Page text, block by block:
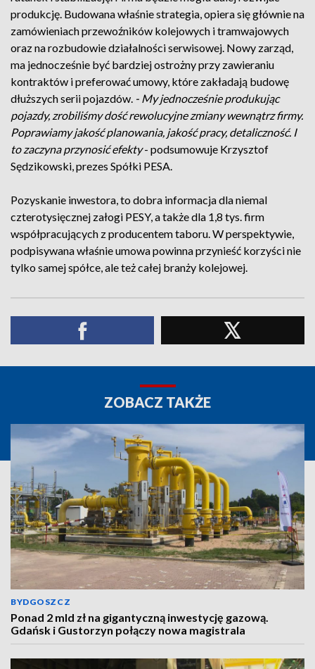
produkcję. Budowana właśnie strategia, opiera się głównie na
zamówieniach przewoźników kolejowych i tramwajowych
oraz na rozbudowie działalności serwisowej. Nowy zarząd,
ma jednocześnie być bardziej ostrożny przy zawieraniu
kontraktów i preferować umowy, które zakładają budowę
dłuższych serii pojazdów. - My jednocześnie produkując
pojazdy, zrobiliśmy dość rewolucyjne zmiany wewnątrz firmy.
Poprawiamy jakość planowania, jakość pracy, detaliczność. I
to zaczyna przynosić efekty- podsumowuje Krzysztof
Sędzikowski, prezes Spółki PESA.
Pozyskanie inwestora, to dobra informacja dla niemal
czterotysięcznej załogi PESY, a także dla 1,8 tys. firm
współpracujących z producentem taboru. W perspektywie,
podpisywana właśnie umowa powinna przynieść korzyści nie
tylko samej spółce, ale też całej branży kolejowej.
ZOBACZ TAKŻE
BYDGOSZCZ
Ponad 2 mld zł na gigantyczną inwestycję gazową.
Gdańsk i Gustorzyn połączy nowa magistrala